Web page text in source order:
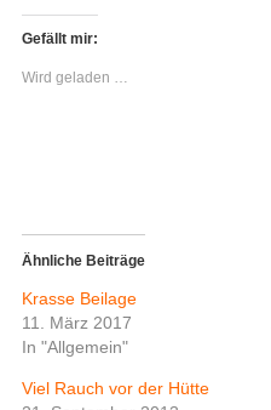
k
,
u
ü
r
z
u
e
i
l
e
(
W
a
k
z
u
e
i
l
e
(
W
Gefällt mir:
Wird geladen …
Ähnliche Beiträge
Krasse Beilage
11. März 2017
In "Allgemein"
Viel Rauch vor der Hütte